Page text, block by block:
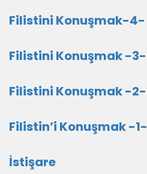
Filistini Konuşmak-4-
Filistini Konuşmak -3-
Filistini Konuşmak -2-
Filistin’i Konuşmak -1-
İstişare